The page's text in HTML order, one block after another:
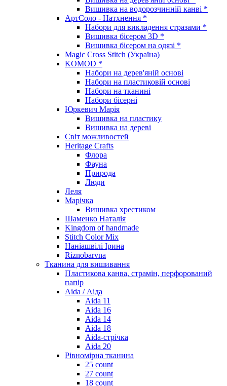
Вишивка на водорозчинній канві *
АртСоло - Натхнення *
Набори для викладення стразами *
Вишивка бісером 3D *
Вишивка бісером на одязі *
Magic Cross Stitch (Україна)
KOMOD *
Набори на дерев'яній основі
Набори на пластиковій основі
Набори на тканині
Набори бісерні
Юркевич Марія
Вишивка на пластику
Вишивка на дереві
Світ можливостей
Heritage Crafts
Флора
Фауна
Природа
Люди
Леля
Марічка
Вишивка хрестиком
Шаменко Наталія
Kingdom of handmade
Stitch Color Mix
Наніашвілі Ірина
Riznobarvna
Тканина для вишивання
Пластикова канва, страмін, перфорований
папір
Aida / Аіда
Aida 11
Aida 16
Aida 14
Aida 18
Aida-стрічка
Aida 20
Рівномірна тканина
25 count
27 count
18 count